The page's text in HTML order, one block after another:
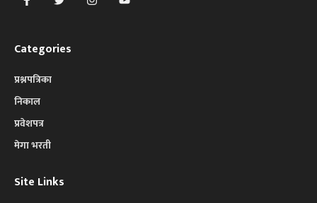
Categories
प्रश्नपत्रिका
निकाल
प्रवेशपत्र
मेगा भरती
Site Links